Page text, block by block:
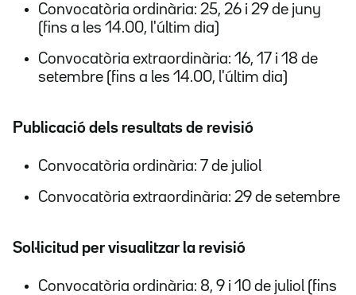
Convocatòria ordinària: 25, 26 i 29 de juny
(fins a les 14.00, l'últim dia)
Convocatòria extraordinària: 16, 17 i 18 de
setembre (fins a les 14.00, l'últim dia)
Publicació dels resultats de revisió
Convocatòria ordinària: 7 de juliol
Convocatòria extraordinària: 29 de setembre
Sol·licitud per visualitzar la revisió
Convocatòria ordinària: 8, 9 i 10 de juliol (fins